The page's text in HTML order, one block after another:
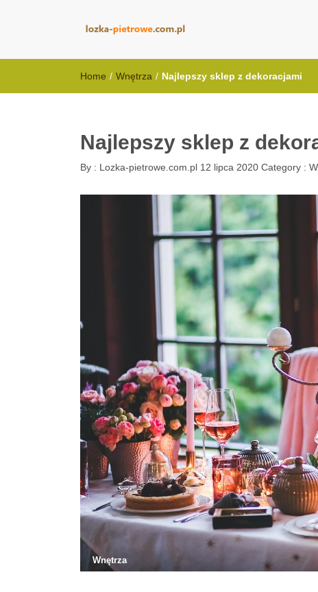
Home / Wnętrza / Najlepszy sklep z dekoracjami
Najlepszy sklep z
By : Lozka-pietrowe.com.pl 12 lipca 2020 Category :
Wnętrza